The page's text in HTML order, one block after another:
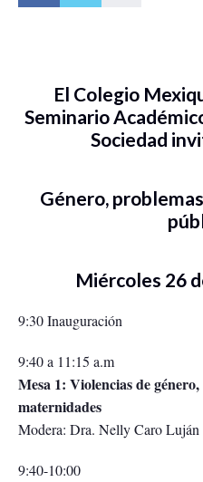
El Colegio
Seminario
Sociedad
Género,
Miércoles 26
9:30 Inauguración
9:40 a 11:15 a.m
Mesa 1: Violencias de
maternidades
Modera: Dra. Nelly Caro Luján
9:40-10:00